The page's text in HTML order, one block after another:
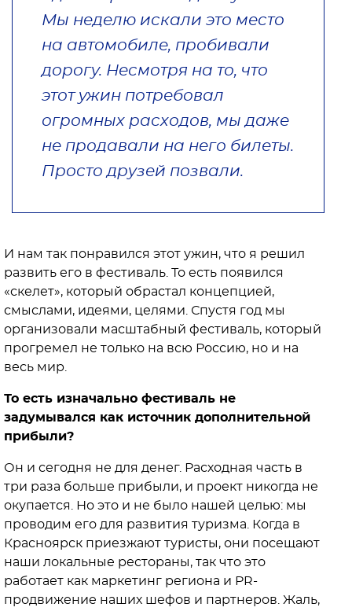
Мы неделю искали это место
на автомобиле, пробивали
дорогу. Несмотря на то, что
этот ужин потребовал
огромных расходов, мы даже
не продавали на него билеты.
Просто друзей позвали.
И нам так понравился этот ужин, что я решил
развить его в фестиваль. То есть появился
«скелет», который обрастал концепцией,
смыслами, идеями, целями. Спустя год мы
организовали масштабный фестиваль, который
прогремел не только на всю Россию, но и на
весь мир.
То есть изначально фестиваль не
задумывался как источник дополнительной
прибыли?
Он и сегодня не для денег. Расходная часть в
три раза больше прибыли, и проект никогда не
окупается. Но это и не было нашей целью: мы
проводим его для развития туризма. Когда в
Красноярск приезжают туристы, они посещают
наши локальные рестораны, так что это
работает как маркетинг региона и PR-
продвижение наших шефов и партнеров. Жаль,